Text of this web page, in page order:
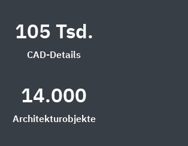
105 Tsd.
CAD-Details
14.000
Architekturobjekte